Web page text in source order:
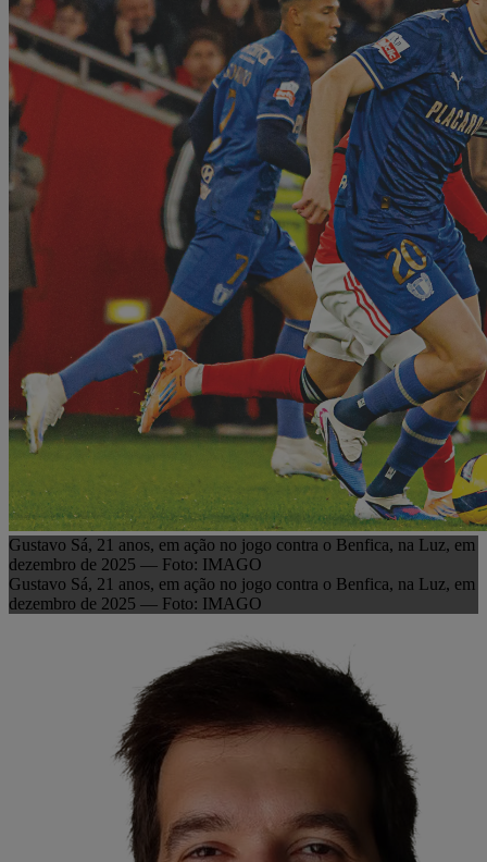
Gustavo Sá, 21 anos, em ação no jogo contra o Benfica, na Luz, em
dezembro de 2025 — Foto: IMAGO
Gustavo Sá, 21 anos, em ação no jogo contra o Benfica, na Luz, em
dezembro de 2025 — Foto: IMAGO